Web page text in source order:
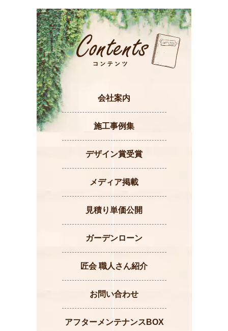
会社案内
施工事例集
デザイン賞受賞
メディア掲載
見積り単価公開
ガーデンローン
匠会 職人さん紹介
お問い合わせ
アフターメンテナンスBOX